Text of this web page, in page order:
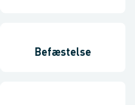
Befæstelse